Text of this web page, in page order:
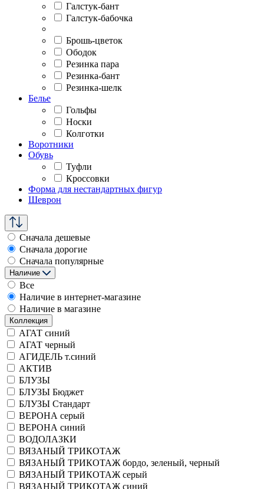
Галстук-бант
Галстук-бабочка
Брошь-цветок
Ободок
Резинка пара
Резинка-бант
Резинка-шелк
Белье
Гольфы
Носки
Колготки
Воротники
Обувь
Туфли
Кроссовки
Форма для нестандартных фигур
Шеврон
Сначала дешевые
Сначала дорогие
Сначала популярные
Наличие
Все
Наличие в интернет-магазине
Наличие в магазине
Коллекция
АГАТ синий
АГАТ черный
АГИДЕЛЬ т.синий
АКТИВ
БЛУЗЫ
БЛУЗЫ Бюджет
БЛУЗЫ Стандарт
ВЕРОНА серый
ВЕРОНА синий
ВОДОЛАЗКИ
ВЯЗАНЫЙ ТРИКОТАЖ
ВЯЗАНЫЙ ТРИКОТАЖ бордо, зеленый, черный
ВЯЗАНЫЙ ТРИКОТАЖ серый
ВЯЗАНЫЙ ТРИКОТАЖ синий